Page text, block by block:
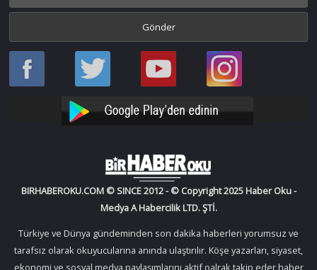
Haber
Oku
Haber
Oku
Bir
Haber
YouTube
Bir
Haber
Instagram
BIRHABEROKU.COM © SINCE 2012 - © Copyright 2025 Haber Oku -
Medya A Habercilik LTD. ŞTİ.
Türkiye ve Dünya gündeminden son dakika haberleri yorumsuz ve
tarafsız olarak okuyucularına anında ulaştırılır. Köşe yazarları, siyaset,
ekonomi ve sosyal medya paylaşımlarını aktif oalrak takip eder haber